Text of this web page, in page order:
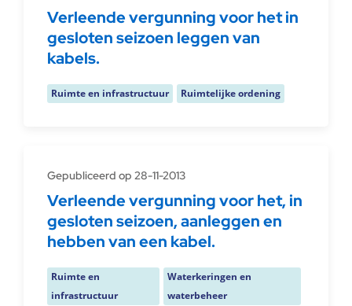
Verleende vergunning voor het in
gesloten seizoen leggen van
kabels.
Ruimte en infrastructuur Ruimtelijke ordening
Verleende vergunning voor het, in
gesloten seizoen, aanleggen en
hebben van een kabel.
Gepubliceerd op 28-11-2013
Ruimte en
infrastructuur
Waterkeringen en
waterbeheer